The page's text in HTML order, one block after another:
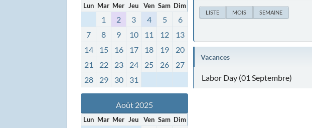
Lun Mar Mer Jeu Ven Sam Dim
1 2 3 4 5
6
7
8 9 10 11 12
13
14
15 16 17 18 19
20
21
22 23 24 25 26
27
28
29 30 31
Août 2025
Lun Mar Mer Jeu Ven Sam Dim
LISTE MOIS SEMAINE
Vacances
Labor Day (01 Septembre)